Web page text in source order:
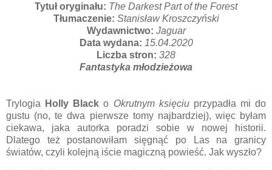
Tytuł oryginału: The Darkest Part of the Forest
Tłumaczenie: Stanisław Kroszczyński
Wydawnictwo: Jaguar
Data wydana: 15.04.2020
Liczba stron: 328
Fantastyka młodzieżowa
Trylogia Holly Black o Okrutnym księciuprzypadła mi do
gustu (no, te dwa pierwsze tomy najbardziej), więc byłam
ciekawa, jaka autorka poradzi sobie w nowej historii.
Dlatego też postanowiłam sięgnąć po Las na granicy
światów, czyli kolejną iście magiczną powieść. Jak wyszło?